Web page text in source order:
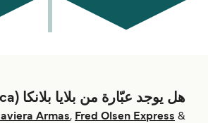
هل يوجد عبّارة من بلايا بلانكا (Playa Blanca)؟
,Naviera Armas,Fred Olsen Express